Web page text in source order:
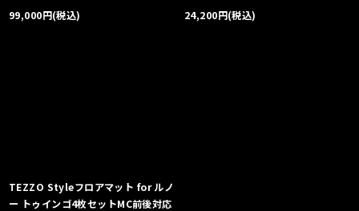
99,000円(税込)
24,200円(税込)
TEZZO Styleフロアマット for ルノ
ー トゥインゴ4枚セットMC前後対応